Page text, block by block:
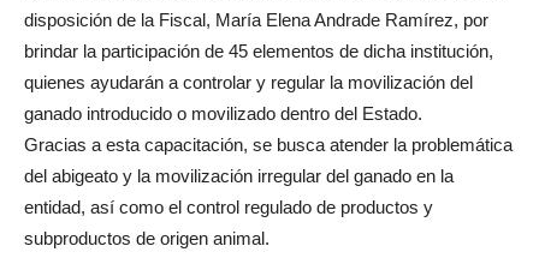
disposición de la Fiscal, María Elena Andrade Ramírez, por
brindar la participación de 45 elementos de dicha institución,
quienes ayudarán a controlar y regular la movilización del
ganado introducido o movilizado dentro del Estado.
Gracias a esta capacitación, se busca atender la problemática
del abigeato y la movilización irregular del ganado en la
entidad, así como el control regulado de productos y
subproductos de origen animal.